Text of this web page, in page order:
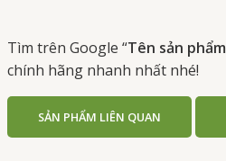
Tìm trên Google “Tên sản phẩm
chính hãng nhanh nhất nhé!
SẢN PHẨM LIÊN QUAN